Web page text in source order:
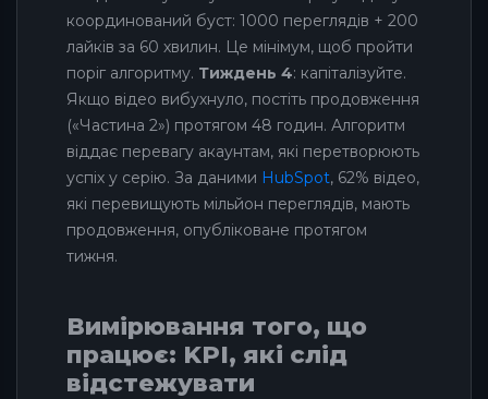
координований буст: 1000 переглядів + 200
лайків за 60 хвилин. Це мінімум, щоб пройти
поріг алгоритму. Тиждень 4: капіталізуйте.
Якщо відео вибухнуло, постіть продовження
(«Частина 2») протягом 48 годин. Алгоритм
віддає перевагу акаунтам, які перетворюють
успіх у серію. За даними HubSpot, 62% відео,
які перевищують мільйон переглядів, мають
продовження, опубліковане протягом
тижня.
Вимірювання того, що
працює: KPI, які слід
відстежувати